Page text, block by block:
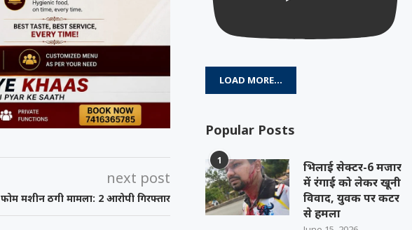
next post
फोम मशीन ठगी मामला: 2 आरोपी गिरफ्तार
LOAD MORE...
Popular Posts
1
भिलाई सेक्टर-6 मजार
में रंगाई को लेकर खूनी
विवाद, युवक पर कटर
से हमला